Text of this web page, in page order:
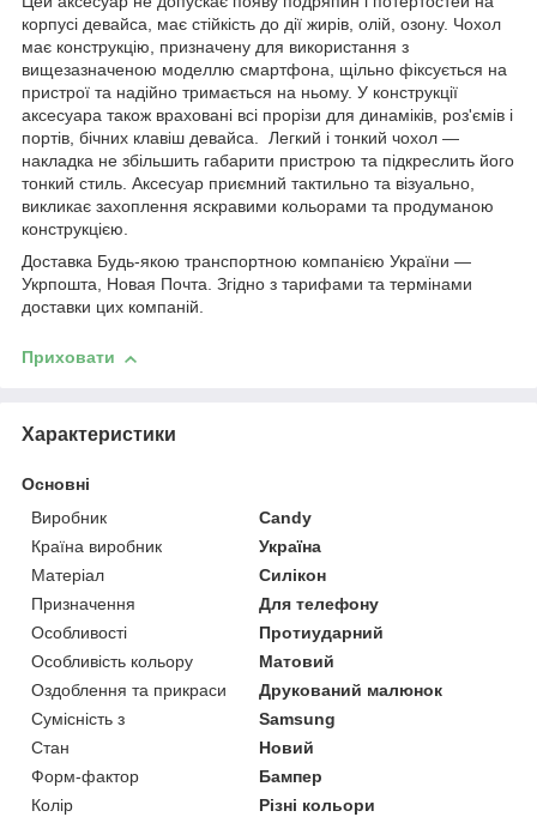
корпусі девайса, має стійкість до дії жирів, олій, озону. Чохол
має конструкцію, призначену для використання з
вищезазначеною моделлю смартфона, щільно фіксується на
пристрої та надійно тримається на ньому. У конструкції
аксесуара також враховані всі прорізи для динаміків, роз'ємів і
портів, бічних клавіш девайса. Легкий і тонкий чохол —
накладка не збільшить габарити пристрою та підкреслить його
тонкий стиль. Аксесуар приємний тактильно та візуально,
викликає захоплення яскравими кольорами та продуманою
конструкцією.
Доставка Будь-якою транспортною компанією України —
Укрпошта, Новая Почта. Згідно з тарифами та термінами
доставки цих компаній.
Приховати
Характеристики
Основні
Виробник
Candy
Країна виробник
Україна
Матеріал
Силікон
Призначення
Для телефону
Особливості
Протиударний
Особливість кольору
Матовий
Оздоблення та прикраси
Друкований малюнок
Сумісність з
Samsung
Стан
Новий
Форм-фактор
Бампер
Колір
Різні кольори